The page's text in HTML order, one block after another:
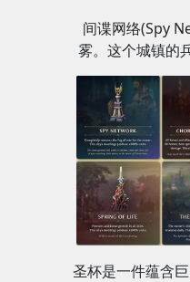
间谍网络(Spy
雾。这个城镇的
圣杯是一件蕴含